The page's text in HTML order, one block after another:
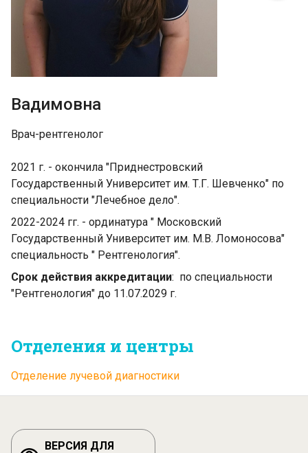
Вадимовна
Врач-рентгенолог
2021 г. - окончила "Приднестровский
Государственный Университет им. Т.Г. Шевченко" по
специальности "Лечебное дело".
2022-2024 гг. - ординатура " Московский
Государственный Университет им. М.В. Ломоносова"
специальность " Рентгенология".
Срок действия аккредитации: по специальности
"Рентгенология" до 11.07.2029 г.
Отделения и центры
Отделение лучевой диагностики
ВЕРСИЯ ДЛЯ